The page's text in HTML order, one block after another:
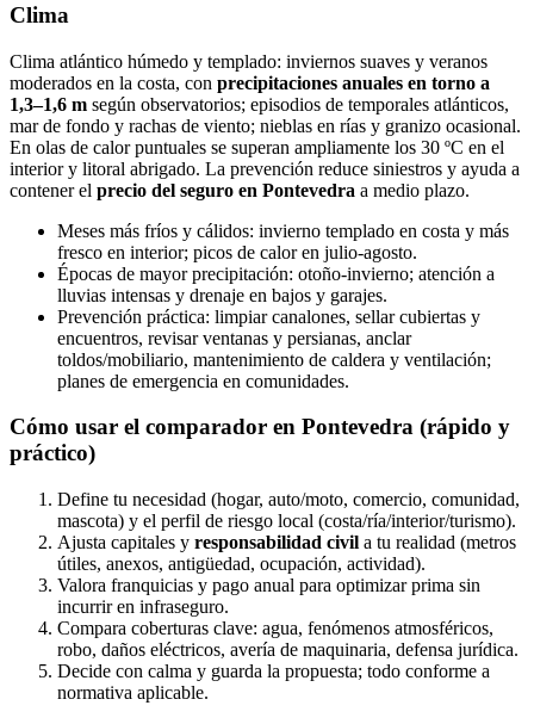
Clima
Clima atlántico húmedo y templado: inviernos suaves y veranos
moderados en la costa, con precipitaciones anuales en torno a
1,3–1,6 m según observatorios; episodios de temporales atlánticos,
mar de fondo y rachas de viento; nieblas en rías y granizo ocasional.
En olas de calor puntuales se superan ampliamente los 30 ºC en el
interior y litoral abrigado. La prevención reduce siniestros y ayuda a
contener el precio del seguro en Pontevedra a medio plazo.
Meses más fríos y cálidos: invierno templado en costa y más
fresco en interior; picos de calor en julio‑agosto.
Épocas de mayor precipitación: otoño‑invierno; atención a
lluvias intensas y drenaje en bajos y garajes.
Prevención práctica: limpiar canalones, sellar cubiertas y
encuentros, revisar ventanas y persianas, anclar
toldos/mobiliario, mantenimiento de caldera y ventilación;
planes de emergencia en comunidades.
Cómo usar el comparador en Pontevedra (rápido y
práctico)
Define tu necesidad (hogar, auto/moto, comercio, comunidad,
mascota) y el perfil de riesgo local (costa/ría/interior/turismo).
Ajusta capitales y responsabilidad civil a tu realidad (metros
útiles, anexos, antigüedad, ocupación, actividad).
Valora franquicias y pago anual para optimizar prima sin
incurrir en infraseguro.
Compara coberturas clave: agua, fenómenos atmosféricos,
robo, daños eléctricos, avería de maquinaria, defensa jurídica.
Decide con calma y guarda la propuesta; todo conforme a
normativa aplicable.